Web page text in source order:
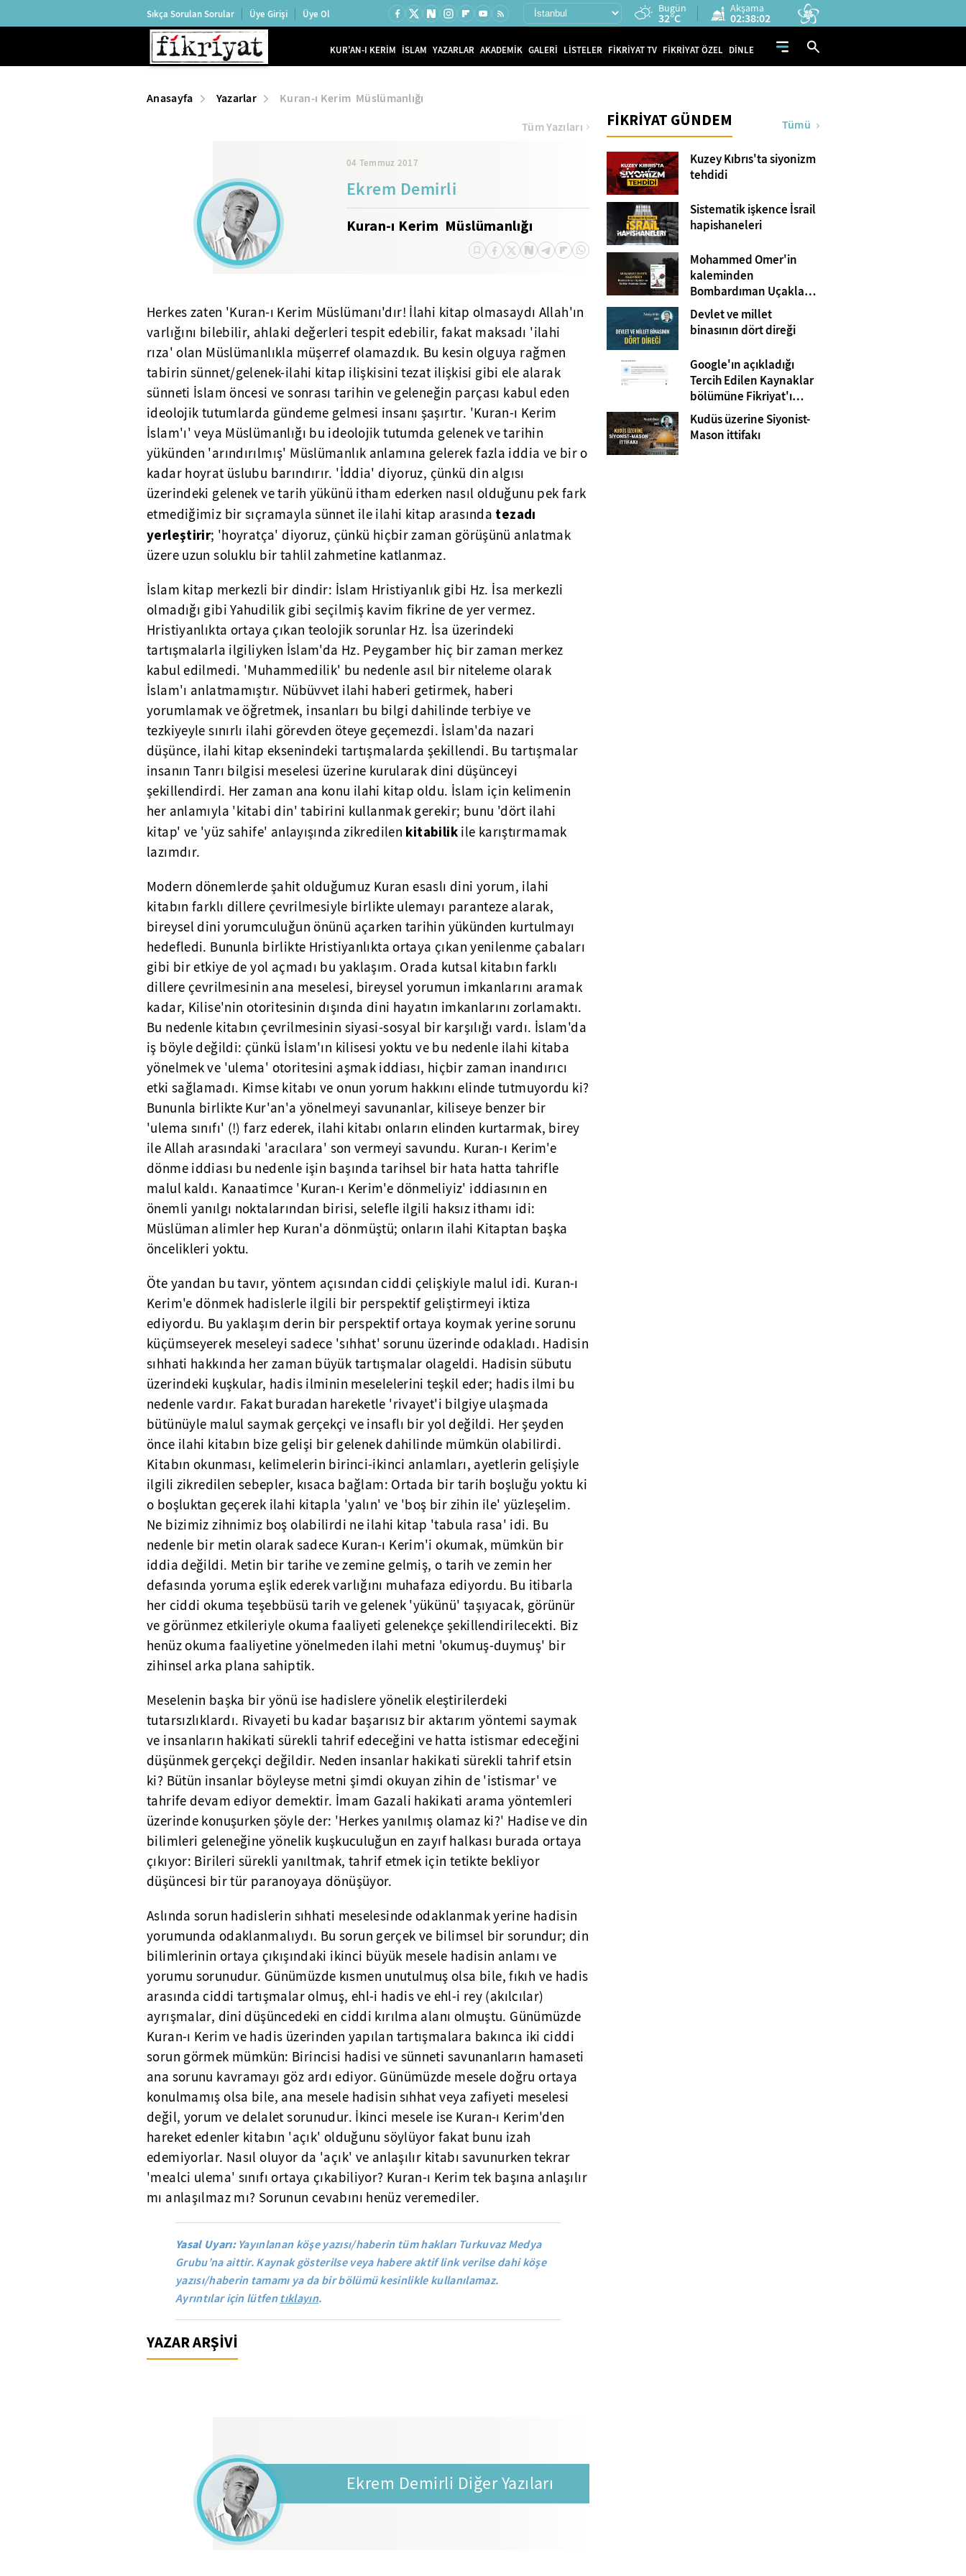
Sıkça Sorulan Sorular Üye Girişi Üye Ol Bugün
32°C
Akşama
02:38:01
KUR'AN-I KERİM İSLAM YAZARLAR AKADEMİK GALERİ LİSTELER FİKRİYAT TV FİKRİYAT ÖZEL DİNLE
Anasayfa Yazarlar Kuran-ı Kerim Müslümanlığı
04 Temmuz 2017
Ekrem Demirli
Kuran-ı Kerim Müslümanlığı
Tüm Yazıları
Herkes zaten 'Kuran-ı Kerim Müslümanı'dır! İlahi kitap olmasaydı Allah'ın
varlığını bilebilir, ahlaki değerleri tespit edebilir, fakat maksadı 'ilahi
rıza' olan Müslümanlıkla müşerref olamazdık. Bu kesin olguya rağmen
tabirin sünnet/gelenek-ilahi kitap ilişkisini tezat ilişkisi gibi ele alarak
sünneti İslam öncesi ve sonrası tarihin ve geleneğin parçası kabul eden
ideolojik tutumlarda gündeme gelmesi insanı şaşırtır. 'Kuran-ı Kerim
İslam'ı' veya Müslümanlığı bu ideolojik tutumda gelenek ve tarihin
yükünden 'arındırılmış' Müslümanlık anlamına gelerek fazla iddia ve bir o
kadar hoyrat üslubu barındırır. 'İddia' diyoruz, çünkü din algısı
üzerindeki gelenek ve tarih yükünü itham ederken nasıl olduğunu pek fark
etmediğimiz bir sıçramayla sünnet ile ilahi kitap arasında tezadı
yerleştirir; 'hoyratça' diyoruz, çünkü hiçbir zaman görüşünü anlatmak
üzere uzun soluklu bir tahlil zahmetine katlanmaz.
İslam kitap merkezli bir dindir: İslam Hristiyanlık gibi Hz. İsa merkezli
olmadığı gibi Yahudilik gibi seçilmiş kavim fikrine de yer vermez.
Hristiyanlıkta ortaya çıkan teolojik sorunlar Hz. İsa üzerindeki
tartışmalarla ilgiliyken İslam'da Hz. Peygamber hiç bir zaman merkez
kabul edilmedi. 'Muhammedilik' bu nedenle asıl bir niteleme olarak
İslam'ı anlatmamıştır. Nübüvvet ilahi haberi getirmek, haberi
yorumlamak ve öğretmek, insanları bu bilgi dahilinde terbiye ve
tezkiyeyle sınırlı ilahi görevden öteye geçemezdi. İslam'da nazari
düşünce, ilahi kitap eksenindeki tartışmalarda şekillendi. Bu tartışmalar
insanın Tanrı bilgisi meselesi üzerine kurularak dini düşünceyi
şekillendirdi. Her zaman ana konu ilahi kitap oldu. İslam için kelimenin
her anlamıyla 'kitabi din' tabirini kullanmak gerekir; bunu 'dört ilahi
kitap' ve 'yüz sahife' anlayışında zikredilen kitabilikile karıştırmamak
lazımdır.
Modern dönemlerde şahit olduğumuz Kuran esaslı dini yorum, ilahi
kitabın farklı dillere çevrilmesiyle birlikte ulemayı paranteze alarak,
bireysel dini yorumculuğun önünü açarken tarihin yükünden kurtulmayı
hedefledi. Bununla birlikte Hristiyanlıkta ortaya çıkan yenilenme çabaları
gibi bir etkiye de yol açmadı bu yaklaşım. Orada kutsal kitabın farklı
dillere çevrilmesinin ana meselesi, bireysel yorumun imkanlarını aramak
kadar, Kilise'nin otoritesinin dışında dini hayatın imkanlarını zorlamaktı.
Bu nedenle kitabın çevrilmesinin siyasi-sosyal bir karşılığı vardı. İslam'da
iş böyle değildi: çünkü İslam'ın kilisesi yoktu ve bu nedenle ilahi kitaba
yönelmek ve 'ulema' otoritesini aşmak iddiası, hiçbir zaman inandırıcı
etki sağlamadı. Kimse kitabı ve onun yorum hakkını elinde tutmuyordu ki?
Bununla birlikte Kur'an'a yönelmeyi savunanlar, kiliseye benzer bir
'ulema sınıfı' (!) farz ederek, ilahi kitabı onların elinden kurtarmak, birey
ile Allah arasındaki 'aracılara' son vermeyi savundu. Kuran-ı Kerim'e
dönme iddiası bu nedenle işin başında tarihsel bir hata hatta tahrifle
malul kaldı. Kanaatimce 'Kuran-ı Kerim'e dönmeliyiz' iddiasının en
önemli yanılgı noktalarından birisi, selefle ilgili haksız ithamı idi:
Müslüman alimler hep Kuran'a dönmüştü; onların ilahi Kitaptan başka
öncelikleri yoktu.
Öte yandan bu tavır, yöntem açısından ciddi çelişkiyle malul idi. Kuran-ı
Kerim'e dönmek hadislerle ilgili bir perspektif geliştirmeyi iktiza
ediyordu. Bu yaklaşım derin bir perspektif ortaya koymak yerine sorunu
küçümseyerek meseleyi sadece 'sıhhat' sorunu üzerinde odakladı. Hadisin
sıhhati hakkında her zaman büyük tartışmalar olageldi. Hadisin sübutu
üzerindeki kuşkular, hadis ilminin meselelerini teşkil eder; hadis ilmi bu
nedenle vardır. Fakat buradan hareketle 'rivayet'i bilgiye ulaşmada
bütünüyle malul saymak gerçekçi ve insaflı bir yol değildi. Her şeyden
önce ilahi kitabın bize gelişi bir gelenek dahilinde mümkün olabilirdi.
Kitabın okunması, kelimelerin birinci-ikinci anlamları, ayetlerin gelişiyle
ilgili zikredilen sebepler, kısaca bağlam: Ortada bir tarih boşluğu yoktu ki
o boşluktan geçerek ilahi kitapla 'yalın' ve 'boş bir zihin ile' yüzleşelim.
Ne bizimiz zihnimiz boş olabilirdi ne ilahi kitap 'tabula rasa' idi. Bu
nedenle bir metin olarak sadece Kuran-ı Kerim'i okumak, mümkün bir
iddia değildi. Metin bir tarihe ve zemine gelmiş, o tarih ve zemin her
defasında yoruma eşlik ederek varlığını muhafaza ediyordu. Bu itibarla
her ciddi okuma teşebbüsü tarih ve gelenek 'yükünü' taşıyacak, görünür
ve görünmez etkileriyle okuma faaliyeti gelenekçe şekillendirilecekti. Biz
henüz okuma faaliyetine yönelmeden ilahi metni 'okumuş-duymuş' bir
zihinsel arka plana sahiptik.
Meselenin başka bir yönü ise hadislere yönelik eleştirilerdeki
tutarsızlıklardı. Rivayeti bu kadar başarısız bir aktarım yöntemi saymak
ve insanların hakikati sürekli tahrif edeceğini ve hatta istismar edeceğini
düşünmek gerçekçi değildir. Neden insanlar hakikati sürekli tahrif etsin
ki? Bütün insanlar böyleyse metni şimdi okuyan zihin de 'istismar' ve
tahrife devam ediyor demektir. İmam Gazali hakikati arama yöntemleri
üzerinde konuşurken şöyle der: 'Herkes yanılmış olamaz ki?' Hadise ve din
bilimleri geleneğine yönelik kuşkuculuğun en zayıf halkası burada ortaya
çıkıyor: Birileri sürekli yanıltmak, tahrif etmek için tetikte bekliyor
düşüncesi bir tür paranoyaya dönüşüyor.
Aslında sorun hadislerin sıhhati meselesinde odaklanmak yerine hadisin
yorumunda odaklanmalıydı. Bu sorun gerçek ve bilimsel bir sorundur; din
bilimlerinin ortaya çıkışındaki ikinci büyük mesele hadisin anlamı ve
yorumu sorunudur. Günümüzde kısmen unutulmuş olsa bile, fıkıh ve hadis
arasında ciddi tartışmalar olmuş, ehl-i hadis ve ehl-i rey (akılcılar)
ayrışmalar, dini düşüncedeki en ciddi kırılma alanı olmuştu. Günümüzde
Kuran-ı Kerim ve hadis üzerinden yapılan tartışmalara bakınca iki ciddi
sorun görmek mümkün: Birincisi hadisi ve sünneti savunanların hamaseti
ana sorunu kavramayı göz ardı ediyor. Günümüzde mesele doğru ortaya
konulmamış olsa bile, ana mesele hadisin sıhhat veya zafiyeti meselesi
değil, yorum ve delalet sorunudur. İkinci mesele ise Kuran-ı Kerim'den
hareket edenler kitabın 'açık' olduğunu söylüyor fakat bunu izah
edemiyorlar. Nasıl oluyor da 'açık' ve anlaşılır kitabı savunurken tekrar
'mealci ulema' sınıfı ortaya çıkabiliyor? Kuran-ı Kerim tek başına anlaşılır
mı anlaşılmaz mı? Sorunun cevabını henüz veremediler.
Yasal Uyarı: Yayınlanan köşe yazısı/haberin tüm hakları Turkuvaz Medya
Grubu’na aittir. Kaynak gösterilse veya habere aktif link verilse dahi köşe
yazısı/haberin tamamı ya da bir bölümü kesinlikle kullanılamaz.
Ayrıntılar için lütfentıklayın.
YAZAR ARŞİVİ
Ekrem Demirli Diğer Yazıları
FİKRİYAT GÜNDEM Tümü
Kuzey Kıbrıs'ta siyonizm
tehdidi
Sistematik işkence İsrail
hapishaneleri
Mohammed Omer'in
kaleminden
Bombardıman Uçakları
ve Tanklar Arasında
Gazze
Devlet ve millet
binasının dört direği
Google'ın açıkladığı
Tercih Edilen Kaynaklar
bölümüne Fikriyat'ı
eklemeyi unutmayın!
Kudüs üzerine Siyonist-
Mason ittifakı